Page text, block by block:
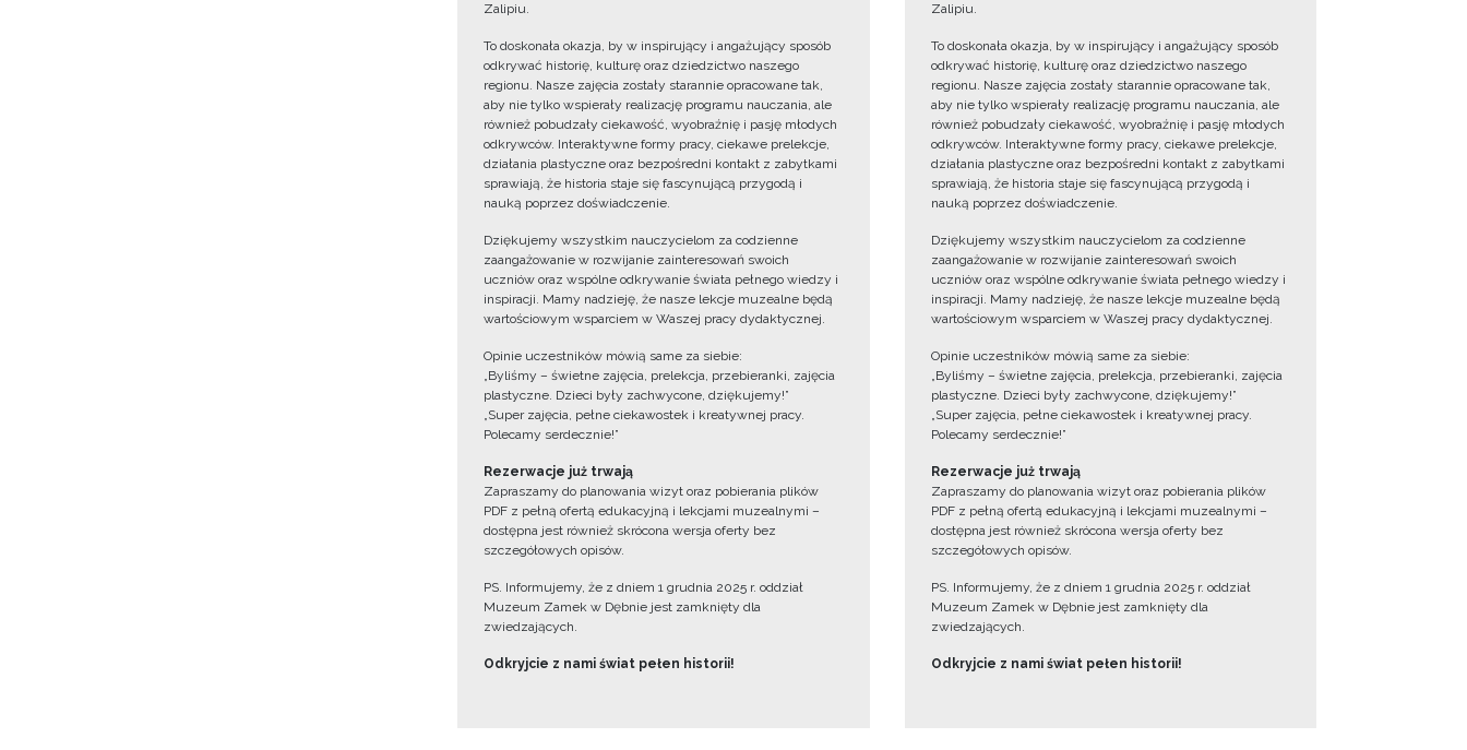
Zalipiu.
To doskonała okazja, by w inspirujący i angażujący sposób
odkrywać historię, kulturę oraz dziedzictwo naszego
regionu. Nasze zajęcia zostały starannie opracowane tak,
aby nie tylko wspierały realizację programu nauczania, ale
również pobudzały ciekawość, wyobraźnię i pasję młodych
odkrywców. Interaktywne formy pracy, ciekawe prelekcje,
działania plastyczne oraz bezpośredni kontakt z zabytkami
sprawiają, że historia staje się fascynującą przygodą i
nauką poprzez doświadczenie.
Dziękujemy wszystkim nauczycielom za codzienne
zaangażowanie w rozwijanie zainteresowań swoich
uczniów oraz wspólne odkrywanie świata pełnego wiedzy i
inspiracji. Mamy nadzieję, że nasze lekcje muzealne będą
wartościowym wsparciem w Waszej pracy dydaktycznej.
Opinie uczestników mówią same za siebie:
„Byliśmy – świetne zajęcia, prelekcja, przebieranki, zajęcia
plastyczne. Dzieci były zachwycone, dziękujemy!”
„Super zajęcia, pełne ciekawostek i kreatywnej pracy.
Polecamy serdecznie!”
Rezerwacje już trwają
Zapraszamy do planowania wizyt oraz pobierania plików
PDF z pełną ofertą edukacyjną i lekcjami muzealnymi –
dostępna jest również skrócona wersja oferty bez
szczegółowych opisów.
PS. Informujemy, że z dniem 1 grudnia 2025 r. oddział
Muzeum Zamek w Dębnie jest zamknięty dla
zwiedzających.
Odkryjcie z nami świat pełen historii!
Zalipiu.
To doskonała okazja, by w inspirujący i angażujący sposób
odkrywać historię, kulturę oraz dziedzictwo naszego
regionu. Nasze zajęcia zostały starannie opracowane tak,
aby nie tylko wspierały realizację programu nauczania, ale
również pobudzały ciekawość, wyobraźnię i pasję młodych
odkrywców. Interaktywne formy pracy, ciekawe prelekcje,
działania plastyczne oraz bezpośredni kontakt z zabytkami
sprawiają, że historia staje się fascynującą przygodą i
nauką poprzez doświadczenie.
Dziękujemy wszystkim nauczycielom za codzienne
zaangażowanie w rozwijanie zainteresowań swoich
uczniów oraz wspólne odkrywanie świata pełnego wiedzy i
inspiracji. Mamy nadzieję, że nasze lekcje muzealne będą
wartościowym wsparciem w Waszej pracy dydaktycznej.
Opinie uczestników mówią same za siebie:
„Byliśmy – świetne zajęcia, prelekcja, przebieranki, zajęcia
plastyczne. Dzieci były zachwycone, dziękujemy!”
„Super zajęcia, pełne ciekawostek i kreatywnej pracy.
Polecamy serdecznie!”
Rezerwacje już trwają
Zapraszamy do planowania wizyt oraz pobierania plików
PDF z pełną ofertą edukacyjną i lekcjami muzealnymi –
dostępna jest również skrócona wersja oferty bez
szczegółowych opisów.
PS. Informujemy, że z dniem 1 grudnia 2025 r. oddział
Muzeum Zamek w Dębnie jest zamknięty dla
zwiedzających.
Odkryjcie z nami świat pełen historii!